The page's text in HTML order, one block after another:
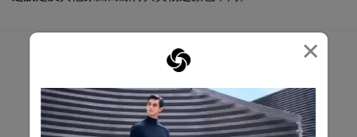
×
我們有什麼可以幫您?
電郵